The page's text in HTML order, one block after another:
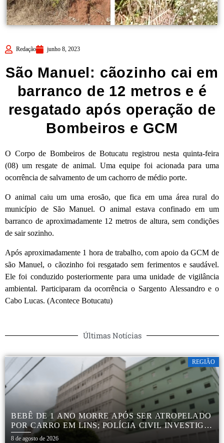
Redação junho 8, 2023
São Manuel: cãozinho cai em
barranco de 12 metros e é
resgatado após operação de
Bombeiros e GCM
O Corpo de Bombeiros de Botucatu registrou nesta quinta-feira
(08) um resgate de animal. Uma equipe foi acionada para uma
ocorrência de salvamento de um cachorro de médio porte.
O animal caiu um uma erosão, que fica em uma área rural do
município de São Manuel. O animal estava confinado em um
barranco de aproximadamente 12 metros de altura, sem condições
de sair sozinho.
Após aproximadamente 1 hora de trabalho, com apoio da GCM de
são Manuel, o cãozinho foi resgatado sem ferimentos e saudável.
Ele foi conduzido posteriormente para uma unidade de vigilância
ambiental. Participaram da ocorrência o Sargento Alessandro e o
Cabo Lucas. (Acontece Botucatu)
Últimas Notícias
REGIÃO
BEBÊ DE 1 ANO MORRE APÓS SER ATROPELADO
POR CARRO EM LINS; POLÍCIA CIVIL INVESTIGA
ACIDENTE
8 de agosto de 2026